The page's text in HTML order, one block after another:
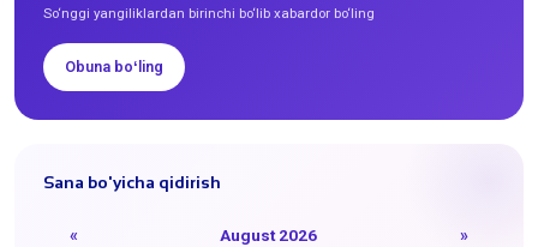
So‘nggi yangiliklardan birinchi bo‘lib xabardor bo‘ling
Obuna boʻling
Sana bo'yicha qidirish
« August 2026 »